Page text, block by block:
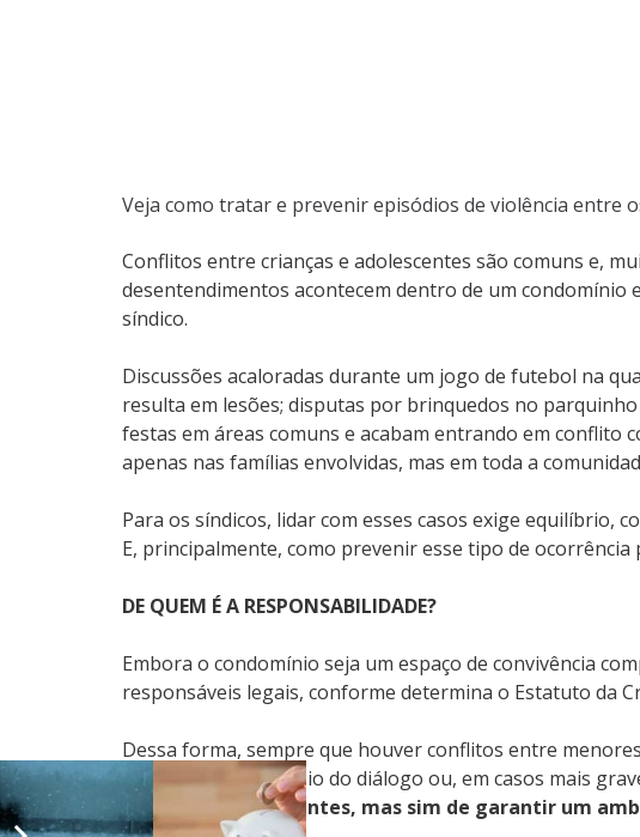
Veja como tratar e prevenir episódios de violência entre
Conflitos entre crianças e adolescentes são comuns e,
desentendimentos acontecem dentro de um condomínio
síndico.
Discussões acaloradas durante um jogo de futebol na
resulta em lesões; disputas por brinquedos no
festas em áreas comuns e acabam entrando em
apenas nas famílias envolvidas, mas em toda a
Para os síndicos, lidar com esses casos exige equilíbrio,
E, principalmente, como prevenir esse tipo de
DE QUEM É A RESPONSABILIDADE?
Embora o condomínio seja um espaço de convivência
responsáveis legais, conforme determina o Estatuto da
Dessa forma, sempre que houver conflitos entre
cabíveis, seja por meio do diálogo ou, em casos mais
crianças e adolescentes, mas sim de garantir um